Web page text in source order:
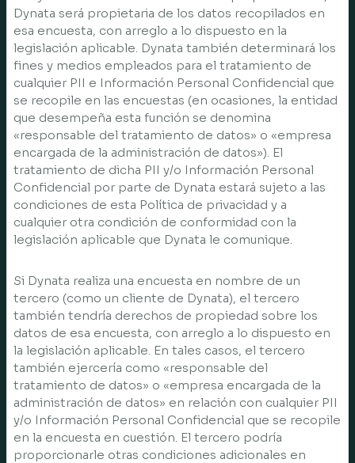
Dynata será propietaria de los datos recopilados en
esa encuesta, con arreglo a lo dispuesto en la
legislación aplicable. Dynata también determinará los
fines y medios empleados para el tratamiento de
cualquier PII e Información Personal Confidencial que
se recopile en las encuestas (en ocasiones, la entidad
que desempeña esta función se denomina
«responsable del tratamiento de datos» o «empresa
encargada de la administración de datos»). El
tratamiento de dicha PII y/o Información Personal
Confidencial por parte de Dynata estará sujeto a las
condiciones de esta Política de privacidad y a
cualquier otra condición de conformidad con la
legislación aplicable que Dynata le comunique.
Si Dynata realiza una encuesta en nombre de un
tercero (como un cliente de Dynata), el tercero
también tendría derechos de propiedad sobre los
datos de esa encuesta, con arreglo a lo dispuesto en
la legislación aplicable. En tales casos, el tercero
también ejercería como «responsable del
tratamiento de datos» o «empresa encargada de la
administración de datos» en relación con cualquier PII
y/o Información Personal Confidencial que se recopile
en la encuesta en cuestión. El tercero podría
proporcionarle otras condiciones adicionales en